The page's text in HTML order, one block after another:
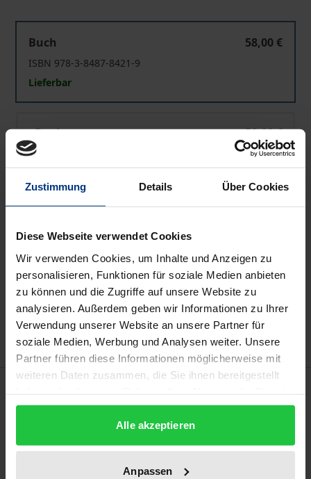
Zustimmung Details Über Cookies
Diese Webseite verwendet Cookies
Wir verwenden Cookies, um Inhalte und Anzeigen zu
personalisieren, Funktionen für soziale Medien anbieten
zu können und die Zugriffe auf unsere Website zu
analysieren. Außerdem geben wir Informationen zu Ihrer
Verwendung unserer Website an unsere Partner für
soziale Medien, Werbung und Analysen weiter. Unsere
Partner führen diese Informationen möglicherweise mit
weiteren Daten zusammen, die Sie ihnen bereitgestellt
gesammelt haben.
Alle akzeptieren
Anpassen
Buch
58,00 €
ISBN 978-3-8487-8421-9
Lieferbar
eBook
58,00 €
ISBN 978-3-7489-2797-6
Lieferbar
kann die MwSt. an der Kasse variieren.
In den Warenkorb
Zur Wunschliste hinzufügen
Hinweise zu Versandkosten
Anbieter unentgeltlicher Dienstleistungen im
Internet knüpfen die Bereitstellung ihres Angebots
regelmäßig an die Einwilligung zur kommerziellen